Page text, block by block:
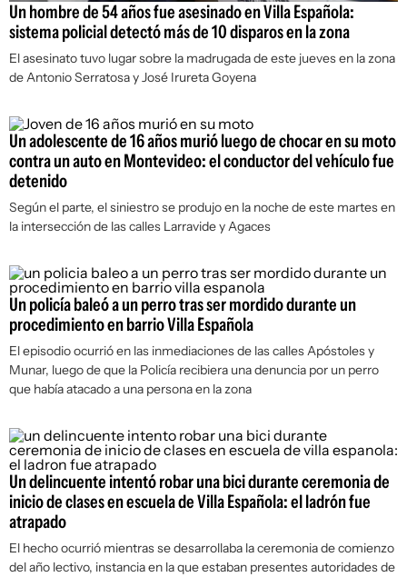
Un hombre de 54 años fue asesinado en Villa Española:
sistema policial detectó más de 10 disparos en la zona
El asesinato tuvo lugar sobre la madrugada de este jueves en la zona
de Antonio Serratosa y José Irureta Goyena
Un adolescente de 16 años murió luego de chocar en su moto
contra un auto en Montevideo: el conductor del vehículo fue
detenido
Según el parte, el siniestro se produjo en la noche de este martes en
la intersección de las calles Larravide y Agaces
Un policía baleó a un perro tras ser mordido durante un
procedimiento en barrio Villa Española
El episodio ocurrió en las inmediaciones de las calles Apóstoles y
Munar, luego de que la Policía recibiera una denuncia por un perro
que había atacado a una persona en la zona
Un delincuente intentó robar una bici durante ceremonia de
inicio de clases en escuela de Villa Española: el ladrón fue
atrapado
El hecho ocurrió mientras se desarrollaba la ceremonia de comienzo
del año lectivo, instancia en la que estaban presentes autoridades de